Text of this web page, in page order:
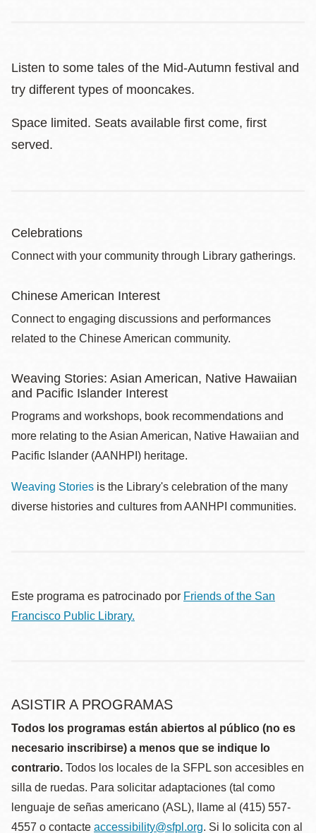
Listen to some tales of the Mid-Autumn festival and
try different types of mooncakes.
Space limited. Seats available first come, first
served.
Celebrations
Connect with your community through Library gatherings.
Chinese American Interest
Connect to engaging discussions and performances
related to the Chinese American community.
Weaving Stories: Asian American, Native Hawaiian
and Pacific Islander Interest
Programs and workshops, book recommendations and
more relating to the Asian American, Native Hawaiian and
Pacific Islander (AANHPI) heritage.
Weaving Stories is the Library's celebration of the many
diverse histories and cultures from AANHPI communities.
Este programa es patrocinado por Friends of the San
Francisco Public Library.
ASISTIR A PROGRAMAS
Todos los programas están abiertos al público (no es
necesario inscribirse) a menos que se indique lo
contrario. Todos los locales de la SFPL son accesibles en
silla de ruedas. Para solicitar adaptaciones (tal como
lenguaje de señas americano (ASL), llame al (415) 557-
4557 o contacte accessibility@sfpl.org. Si lo solicita con al